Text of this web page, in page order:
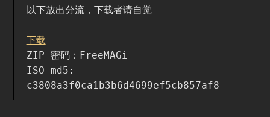
以下放出分流，下载者请自觉
下载
ZIP 密码：FreeMAGi
ISO md5:
c3808a3f0ca1b3b6d4699ef5cb857af8